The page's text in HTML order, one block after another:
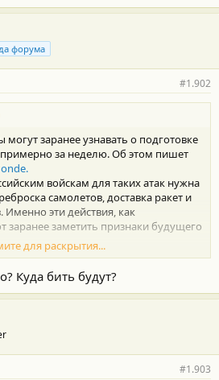
форума
#1.902
заранее узнавать о подготовке
за неделю. Об этом пишет
войскам для таких атак нужна
самолетов, доставка ракет и
эти действия, как
заранее заметить признаки будущего
сил Украины Юрий Игнат заявил,
ракет России нужно перевезти
и перебросить их на
По его словам, это занимает
дней.
использует для ударов
корабли Черноморского флота и
войска, артиллерию и
для раскрытия...
Куда бить будут?
#1.903